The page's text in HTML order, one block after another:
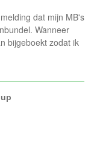
dat mijn MB's
Wanneer
bijgeboekt zodat ik